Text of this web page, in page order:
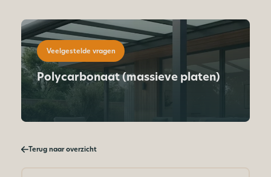
Veelgestelde vragen
Polycarbonaat (massieve platen)
Terug naar overzicht